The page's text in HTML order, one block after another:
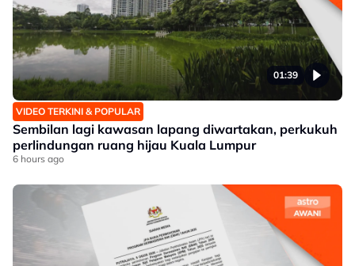
01:39
VIDEO TERKINI & POPULAR
Sembilan lagi kawasan lapang diwartakan, perkukuh
perlindungan ruang hijau Kuala Lumpur
6 hours ago